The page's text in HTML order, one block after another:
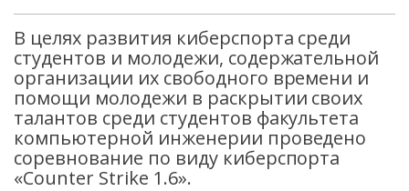
В целях развития киберспорта среди
студентов и молодежи, содержательной
организации их свободного времени и
помощи молодежи в раскрытии своих
талантов среди студентов факультета
компьютерной инженерии проведено
соревнование по виду киберспорта
«Counter Strike 1.6».